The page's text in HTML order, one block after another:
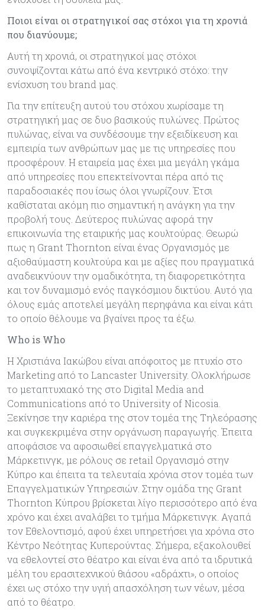
Ποιοι είναι οι στρατηγικοί σας στόχοι για τη χρονιά
που διανύουμε;
Αυτή τη χρονιά, οι στρατηγικοί μας στόχοι
συνοψίζονται κάτω από ένα κεντρικό στόχο: την
ενίσχυση του brand μας.
Για την επίτευξη αυτού του στόχου χωρίσαμε τη
στρατηγική μας σε δυο βασικούς πυλώνες. Πρώτος
πυλώνας, είναι να συνδέσουμε την εξειδίκευση και
εμπειρία των ανθρώπων μας με τις υπηρεσίες που
προσφέρουν. Η εταιρεία μας έχει μια μεγάλη γκάμα
από υπηρεσίες που επεκτείνονται πέρα από τις
παραδοσιακές που ίσως όλοι γνωρίζουν. Έτσι
καθίσταται ακόμη πιο σημαντική η ανάγκη για την
προβολή τους. Δεύτερος πυλώνας αφορά την
επικοινωνία της εταιρικής μας κουλτούρας. Θεωρώ
πως η Grant Thornton είναι ένας Οργανισμός με
αξιοθαύμαστη κουλτούρα και με αξίες που πραγματικά
αναδεικνύουν την ομαδικότητα, τη διαφορετικότητα
και τον δυναμισμό ενός παγκόσμιου δικτύου. Αυτό για
όλους εμάς αποτελεί μεγάλη περηφάνια και είναι κάτι
το οποίο θέλουμε να βγαίνει προς τα έξω.
Who is Who
Η Χριστιάνα Ιακώβου είναι απόφοιτος με πτυχίο στο
Marketing από το Lancaster University. Ολοκλήρωσε
το μεταπτυχιακό της στο Digital Media and
Communications από το University of Nicosia.
Ξεκίνησε την καριέρα της στον τομέα της Τηλεόρασης
και συγκεκριμένα στην οργάνωση παραγωγής. Έπειτα
αποφάσισε να αφοσιωθεί επαγγελματικά στο
Μάρκετινγκ, με ρόλους σε retail Οργανισμό στην
Κύπρο και έπειτα τα τελευταία χρόνια στον τομέα των
Επαγγελματικών Υπηρεσιών. Στην ομάδα της Grant
Thornton Κύπρου βρίσκεται λίγο περισσότερο από ένα
χρόνο και έχει αναλάβει το τμήμα Μάρκετινγκ. Αγαπά
τον Εθελοντισμό, αφού έχει υπηρετήσει για χρόνια στο
Κέντρο Νεότητας Κυπερούντας. Σήμερα, εξακολουθεί
να εθελοντεί στο θέατρο και είναι ένα από τα ιδρυτικά
μέλη του ερασιτεχνικού θιάσου «αδράχτι», ο οποίος
έχει ως στόχο την υγιή απασχόληση των νέων, μέσα
από το θέατρο.